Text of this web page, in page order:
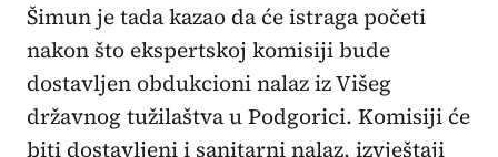
Šimun je tada kazao da će istraga početi
nakon što ekspertskoj komisiji bude
dostavljen obdukcioni nalaz iz Višeg
državnog tužilaštva u Podgorici. Komisiji će
biti dostavljeni i sanitarni nalaz, izvještaji